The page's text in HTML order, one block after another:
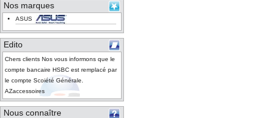
Nos marques
ASUS
Edito
Chers clients Nos vous informons que le
compte bancaire HSBC est remplacé par
le compte Scoiété Générale.
AZaccessoires
Nous connaître